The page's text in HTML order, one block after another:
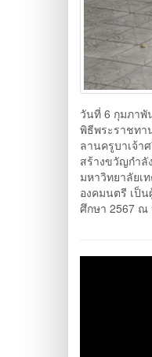
วันที่ 6 กุมภาพั
พิธีพระราชทา
ลานครูบาเจ้า
สร้างขวัญกำ
มหาวิทยาลัยเ
องคมนตรี เป็
ศึกษา 2567 ณ